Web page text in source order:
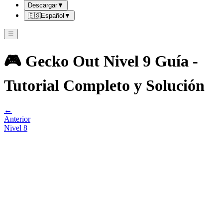
Descargar▼
🇪🇸Español ▼
☰
🎮 Gecko Out Nivel 9 Guía -
Tutorial Completo y Solución
←
Anterior
Nivel 8